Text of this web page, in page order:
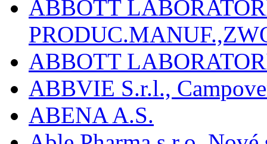
ABBOTT
ABBOTT
ABBVIE S.r.l.,
ABENA A.S.